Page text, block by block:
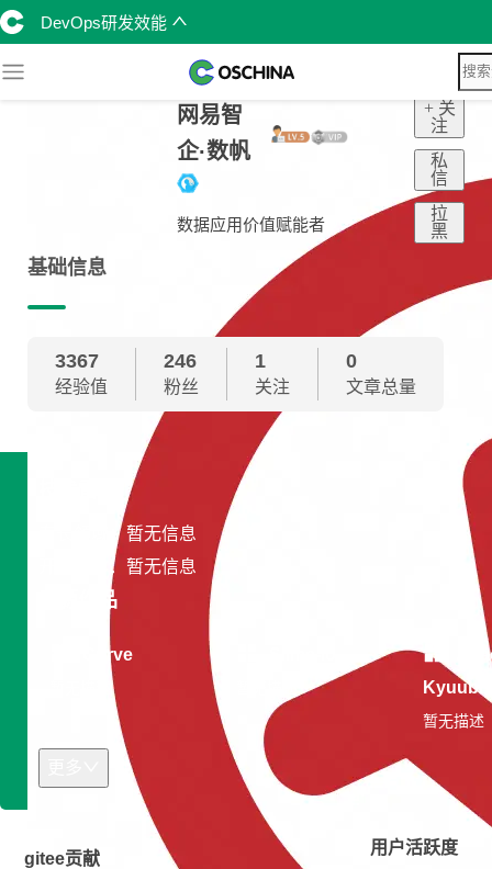
DevOps研发效能
网易智
企·数帆
数据应用价值赋能者
+ 关
注
私
信
拉
黑
基础信息
3367
经验值
246
粉丝
1
关注
0
文章总量
专长领域：暂无信息
开发平台：暂无信息
开源作品
Curve
Kyuubi
暂无描述
gitee贡献
用户活跃度